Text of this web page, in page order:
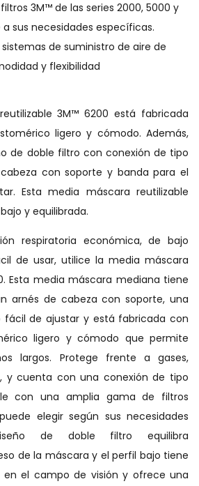
3M™ de las series 2000, 5000 y
sus necesidades específicas.
de suministro de aire de
y flexibilidad
3M™ 6200 está fabricada
ligero y cómodo. Además,
de doble filtro con conexión de tipo
con soporte y banda para el
Esta media máscara reutilizable
y equilibrada.
respiratoria económica, de bajo
de usar, utilice la media máscara
Esta media máscara mediana tiene
arnés de cabeza con soporte, una
fácil de ajustar y está fabricada con
ligero y cómodo que permite
largos. Protege frente a gases,
y cuenta con una conexión de tipo
con una amplia gama de filtros
elegir según sus necesidades
de doble filtro equilibra
de la máscara y el perfil bajo tiene
el campo de visión y ofrece una